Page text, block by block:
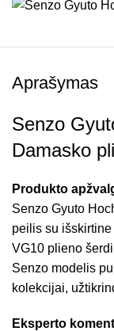
Aprašymas
Senzo
Damasko
Produkto
Senzo Gyuto
peilis su
VG10 plieno
Senzo modelis
kolekcijai,
Eksperto